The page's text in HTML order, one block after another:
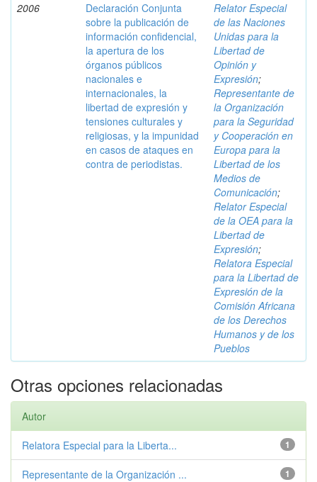
2006
Declaración Conjunta
sobre la publicación de
información confidencial,
la apertura de los
órganos públicos
nacionales e
internacionales, la
libertad de expresión y
tensiones culturales y
religiosas, y la impunidad
en casos de ataques en
contra de periodistas.
Relator Especial
de las Naciones
Unidas para la
Libertad de
Opinión y
Expresión;
Representante de
la Organización
para la Seguridad
y Cooperación en
Europa para la
Libertad de los
Medios de
Comunicación;
Relator Especial
de la OEA para la
Libertad de
Expresión;
Relatora Especial
para la Libertad de
Expresión de la
Comisión Africana
de los Derechos
Humanos y de los
Pueblos
Otras opciones relacionadas
Autor
1
Relatora Especial para la Liberta...
1
Representante de la Organización ...